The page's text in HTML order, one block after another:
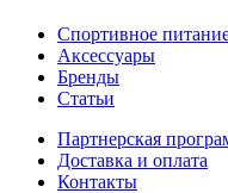
Спортивное
Аксессуары
Бренды
Статьи
Партнерская
Доставка и оплата
Контакты